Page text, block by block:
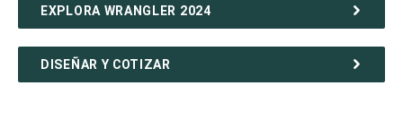
EXPLORA WRANGLER 2024
DISEÑAR Y COTIZAR